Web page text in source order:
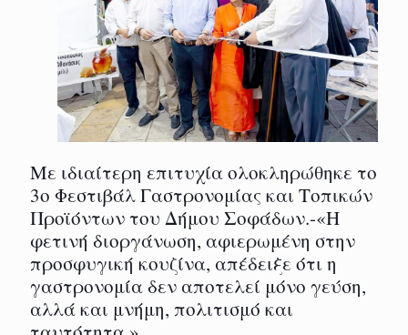
Με ιδιαίτερη επιτυχία ολοκληρώθηκε το
3ο Φεστιβάλ Γαστρονομίας και Τοπικών
Προϊόντων του Δήμου Σοφάδων.-«Η
φετινή διοργάνωση, αφιερωμένη στην
προσφυγική κουζίνα, απέδειξε ότι η
γαστρονομία δεν αποτελεί μόνο γεύση,
αλλά και μνήμη, πολιτισμό και